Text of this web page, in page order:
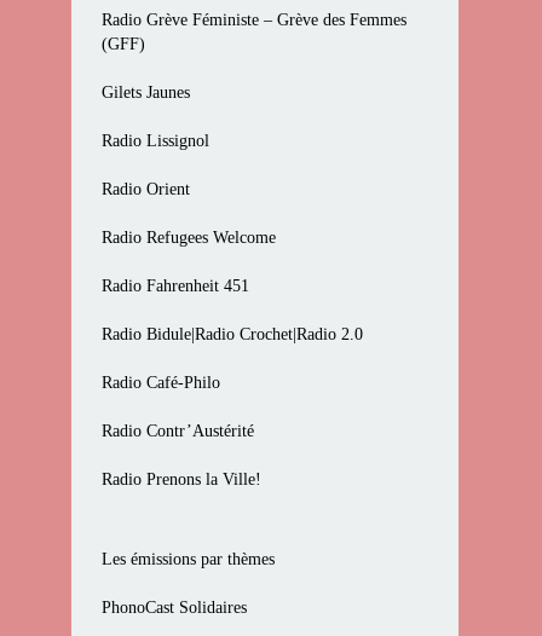
Radio Grève Féministe – Grève des Femmes
(GFF)
Gilets Jaunes
Radio Lissignol
Radio Orient
Radio Refugees Welcome
Radio Fahrenheit 451
Radio Bidule|Radio Crochet|Radio 2.0
Radio Café-Philo
Radio Contr’Austérité
Radio Prenons la Ville!
Les émissions par thèmes
PhonoCast Solidaires